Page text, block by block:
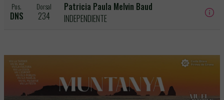
Pos.
DNS
Dorsal
234
Patricia Paula Melvin Baud
INDEPENDIENTE